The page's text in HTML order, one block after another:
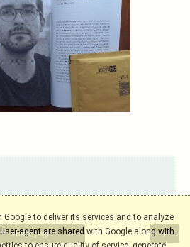
›
Home page
to deliver its services and to analyze
agent are shared with Google along with